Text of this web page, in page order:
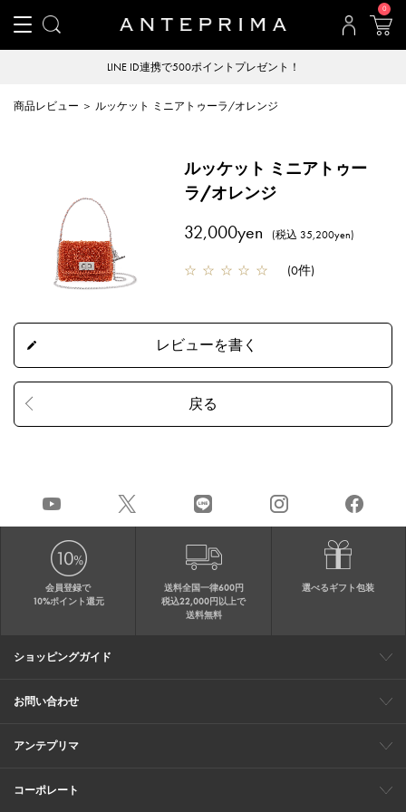
0
LINE ID連携で500ポイントプレゼント！
商品レビュー ＞ ルッケット ミニアトゥーラ/オレンジ
ルッケット ミニアトゥー
ラ/オレンジ
32,000yen (税込 35,200yen)
☆ ☆ ☆ ☆ ☆ (0件)
会員登録で
10%ポイント還元
送料全国一律600円
税込22,000円以上で
送料無料
選べるギフト包装
ショッピングガイド
会員特典
ご購入・配送について
返品について
ギフト包装
FAQ
サイトマップ
お問い合わせ
メールでのお問い合わせ
お修理についてのお問い合わせ
アンテプリマ
ブランドサイト
ショップリスト
ワイヤーバッグについて
特集
オンラインストアニュース
コーポレート